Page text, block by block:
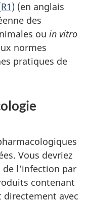
(en anglais
des
ou in vitro
normes
pratiques de
Vous devriez
de l'infection par
contenant
avec